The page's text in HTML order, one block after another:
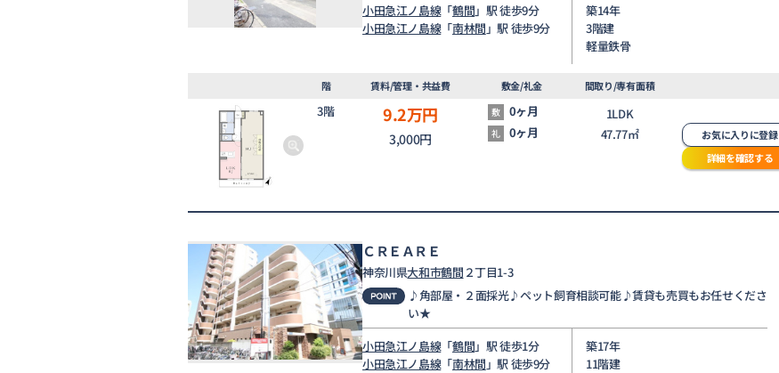
小田急江ノ島線「鶴間」駅 徒歩9分
小田急江ノ島線「南林間 」駅 徒歩9分
築14年
3階建
軽量鉄骨
階 賃料/管理・共益費 敷金/礼金 間取り/専有面積
3階 9.2万円
3,000円
敷 0ヶ月
礼 0ヶ月
1LDK
47.77㎡
お気に入りに登録
詳細を確認する
ＣＲＥＡＲＥ
神奈川県大和市鶴間 ２丁目1-3
♪角部屋・２面採光♪ペット飼育相談可能♪賃貸も売買もお任せくださ
い★
小田急江ノ島線「鶴間」駅 徒歩1分
小田急江ノ島線「南林間 」駅 徒歩9分
築17年
11階建